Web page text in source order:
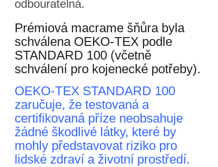
odbouratelná.
Prémiová macrame šňůra byla
schválena OEKO-TEX podle
STANDARD 100 (včetně
schválení pro kojenecké potřeby).
OEKO-TEX STANDARD 100
zaručuje, že testovaná a
certifikovaná příze neobsahuje
žádné škodlivé látky, které by
mohly představovat riziko pro
lidské zdraví a životní prostředí.